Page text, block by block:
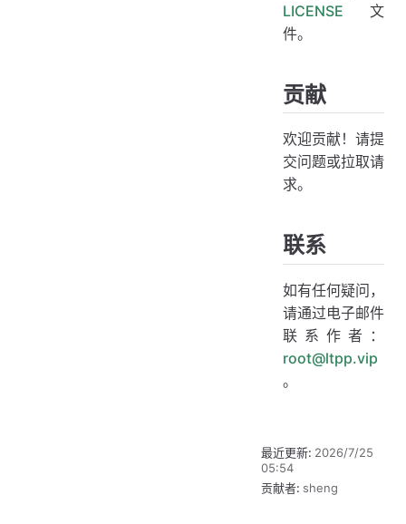
LICENSE 文
件。
贡献
欢迎贡献！请提
交问题或拉取请
求。
联系
如有任何疑问，
请通过电子邮件
联系作者：
root@ltpp.vip
。
最近更新: 2026/7/25
05:54
贡献者: sheng